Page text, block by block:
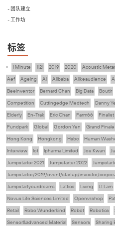
- 团队建立
- 工作坊
标签
1 Minute 1121 2019 2020 Acoustic
Aef
Ageing Ai Alibaba Alikeaudience
Beeinventor
Bernard Chan Big Data Boutir
Competition
Cuttingedge Medtech Danny
Elderly
En-Trak Eric Chan Farm66 Finalist
Fundpark
Global Gordon Yen Grand Finale
Hong Kong
Hongkong Hsbc Human
Interview
Iot Ipharma Limited Joe Kwan
Jumpstarter 2021
Jumpstarter 2022
Jumpstarter/2019/event/startup/investor/
Jumpstartyourdreams
Lattice Living Lt Lam
Novus Life Sciences Limited
Openvr.shop
Retail
Robo Wunderkind Robot Robotics
Sensor&advanced Material
Sensors Sharing